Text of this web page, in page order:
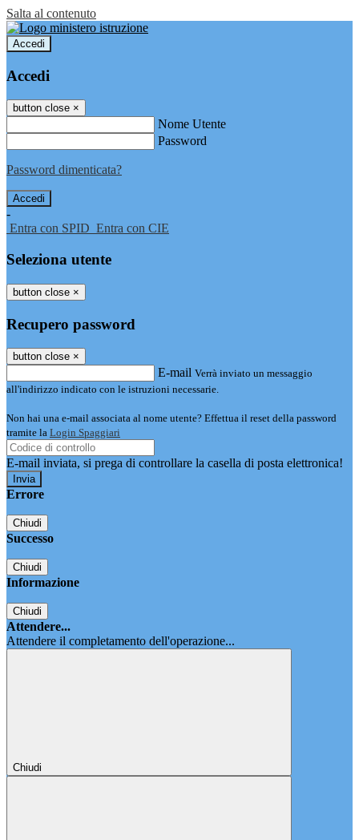
Salta al contenuto
Accedi
Accedi
button close ×
Nome Utente
Password
Password dimenticata?
-
Entra con SPID Entra con CIE
Seleziona utente
button close ×
Recupero password
button close ×
E-mail Verrà inviato un messaggio
all'indirizzo indicato con le istruzioni necessarie.
Non hai una e-mail associata al nome utente? Effettua il reset della password
tramite la Login Spaggiari
E-mail inviata, si prega di controllare la casella di posta elettronica!
Errore
Chiudi
Successo
Chiudi
Informazione
Chiudi
Attendere...
Attendere il completamento dell'operazione...
Chiudi